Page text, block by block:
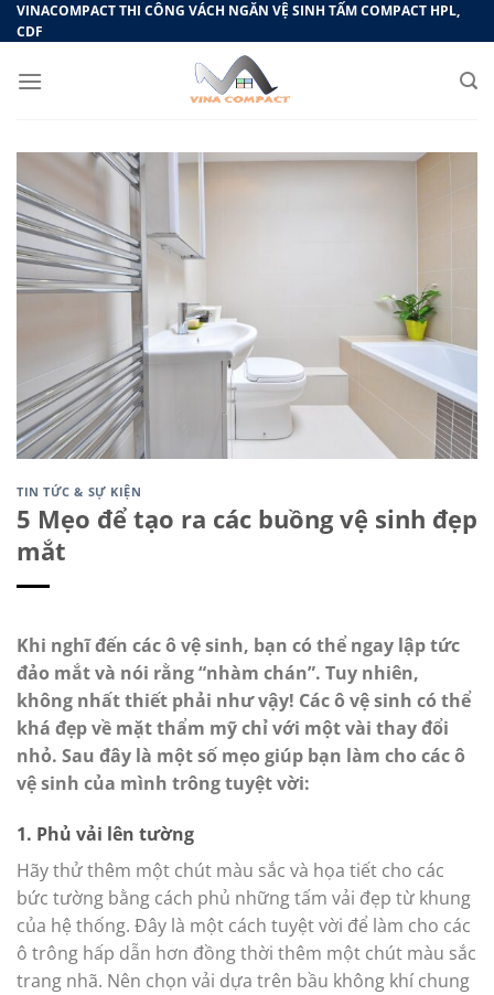
Bỏ
qua
dung
VINACOMPACT THI CÔNG VÁCH NGĂN VỆ SINH TẤM COMPACT HPL,
CDF
TIN TỨC & SỰ KIỆN
5 Mẹo để tạo ra các buồng vệ sinh đẹp
mắt
Khi nghĩ đến các ô vệ sinh, bạn có thể ngay lập tức
đảo mắt và nói rằng “nhàm chán”. Tuy nhiên,
không nhất thiết phải như vậy! Các ô vệ sinh có thể
khá đẹp về mặt thẩm mỹ chỉ với một vài thay đổi
nhỏ. Sau đây là một số mẹo giúp bạn làm cho các ô
vệ sinh của mình trông tuyệt vời:
1. Phủ vải lên tường
Hãy thử thêm một chút màu sắc và họa tiết cho các
bức tường bằng cách phủ những tấm vải đẹp từ khung
của hệ thống. Đây là một cách tuyệt vời để làm cho các
ô trông hấp dẫn hơn đồng thời thêm một chút màu sắc
trang nhã. Nên chọn vải dựa trên bầu không khí chung